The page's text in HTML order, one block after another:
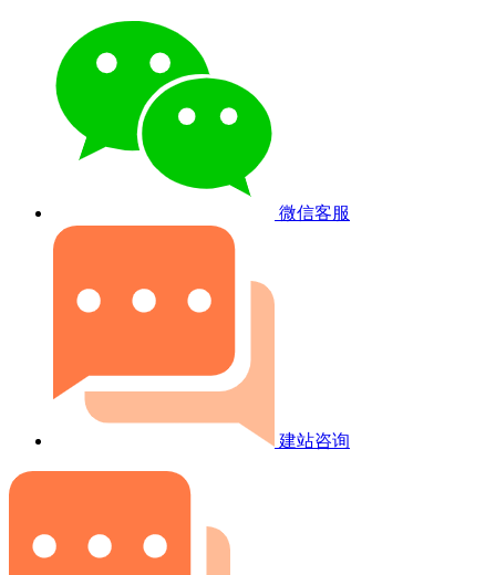
微信客服
建站咨询